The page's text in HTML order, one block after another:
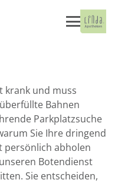
krank und muss
Bahnen
Parkplatzsuche
Sie Ihre dringend
persönlich abholen
Botendienst
Sie entscheiden,